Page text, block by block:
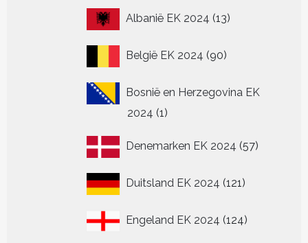
Albanië EK 2024 1313
België EK 2024 9090
Bosnië en Herzegovina EK
2024 11
Denemarken EK 2024 5757
Duitsland EK 2024 121121
Engeland EK 2024 124124